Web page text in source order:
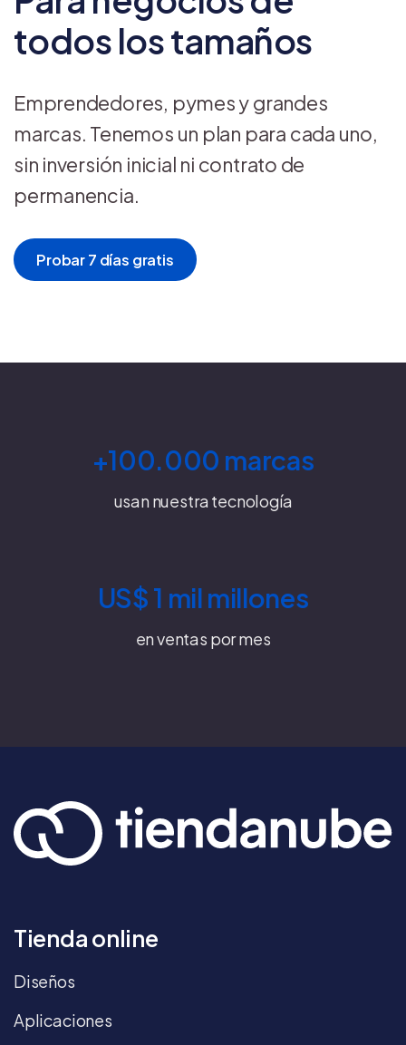
todos los tamaños
Emprendedores, pymes y grandes
marcas. Tenemos un plan para cada uno,
sin inversión inicial ni contrato de
permanencia.
Probar 7 días gratis
+100.000 marcas
usan nuestra tecnología
US$ 1 mil millones
en ventas por mes
Tienda online
Diseños
Aplicaciones